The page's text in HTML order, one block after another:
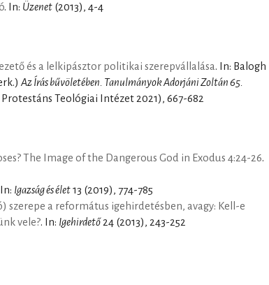
. In: Üzenet (2013), 4-4
és a lelkipásztor politikai szerepvállalása. In: Balogh
Az Írás bűvöletében. Tanulmányok Adorjáni Zoltán 65.
Teológiai Intézet 2021), 667-682
The Image of the Dangerous God in Exodus 4:24-26.
Igazság és élet13 (2019), 774-785
szerepe a református igehirdetésben, avagy: Kell-e
vele?. In: Igehirdető24 (2013), 243-252